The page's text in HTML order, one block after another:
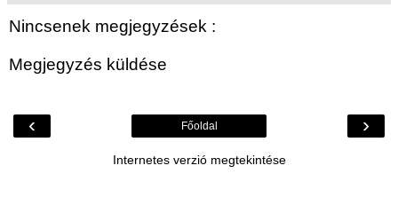
Nincsenek megjegyzések :
Megjegyzés küldése
‹ ›
Főoldal
Internetes verzió megtekintése